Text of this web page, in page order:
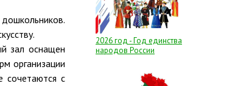
зал оснащен
организации
сочетаются с
2026 год - Год единства
народов России